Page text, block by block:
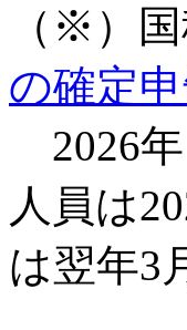
（※）国
の確定
2026年
人員は
は翌年3